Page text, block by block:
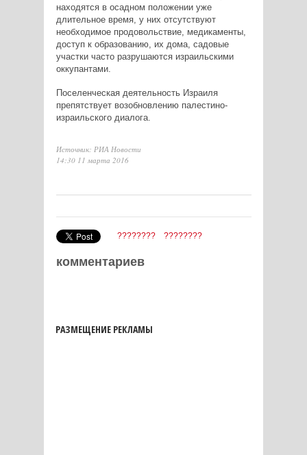
находятся в осадном положении уже
длительное время, у них отсутствуют
необходимое продовольствие, медикаменты,
доступ к образованию, их дома, садовые
участки часто разрушаются израильскими
оккупантами.
Поселенческая деятельность Израиля
препятствует возобновлению палестино-
израильского диалога.
Источник: РИА Новости
14:30 11 марта 2016
???????? ????????
комментариев
РАЗМЕЩЕНИЕ РЕКЛАМЫ